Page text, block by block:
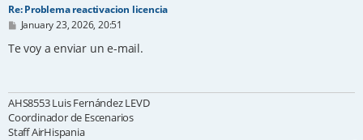
Re: Problema reactivacion licencia
P
s
January 23, 2026, 20:51
Te voy a enviar un e-mail.
AHS8553 Luis Fernández LEVD
Coordinador de Escenarios
Staff AirHispania